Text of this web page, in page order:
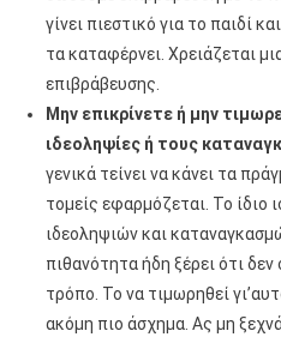
γίνει πιεστικό για το παιδί
τα καταφέρνει. Χρειάζεται
επιβράβευσης.
Μην επικρίνετε ή μην
ιδεοληψίες ή τους
γενικά τείνει να κάνει τα
τομείς εφαρμόζεται. Το ίδιο
ιδεοληψιών και
πιθανότητα ήδη ξέρει ότι
τρόπο. Το να τιμωρηθεί
ακόμη πιο άσχημα. Ας μη